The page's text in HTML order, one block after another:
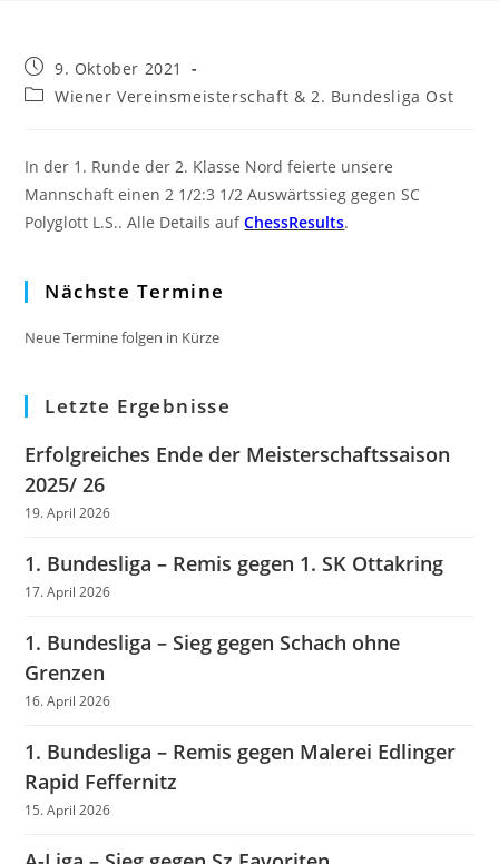
Beitrag
veröffentlicht:
9. Oktober 2021
Beitrags-
Wiener Vereinsmeisterschaft & 2. Bundesliga Ost
In der 1. Runde der 2. Klasse Nord feierte unsere
Mannschaft einen 2 1/2:3 1/2 Auswärtssieg gegen SC
Polyglott L.S.. Alle Details aufChessResults.
Nächste Termine
Neue Termine folgen in Kürze
Letzte Ergebnisse
Erfolgreiches Ende der Meisterschaftssaison
2025/ 26
19. April 2026
1. Bundesliga – Remis gegen 1. SK Ottakring
17. April 2026
1. Bundesliga – Sieg gegen Schach ohne
Grenzen
16. April 2026
1. Bundesliga – Remis gegen Malerei Edlinger
Rapid Feffernitz
15. April 2026